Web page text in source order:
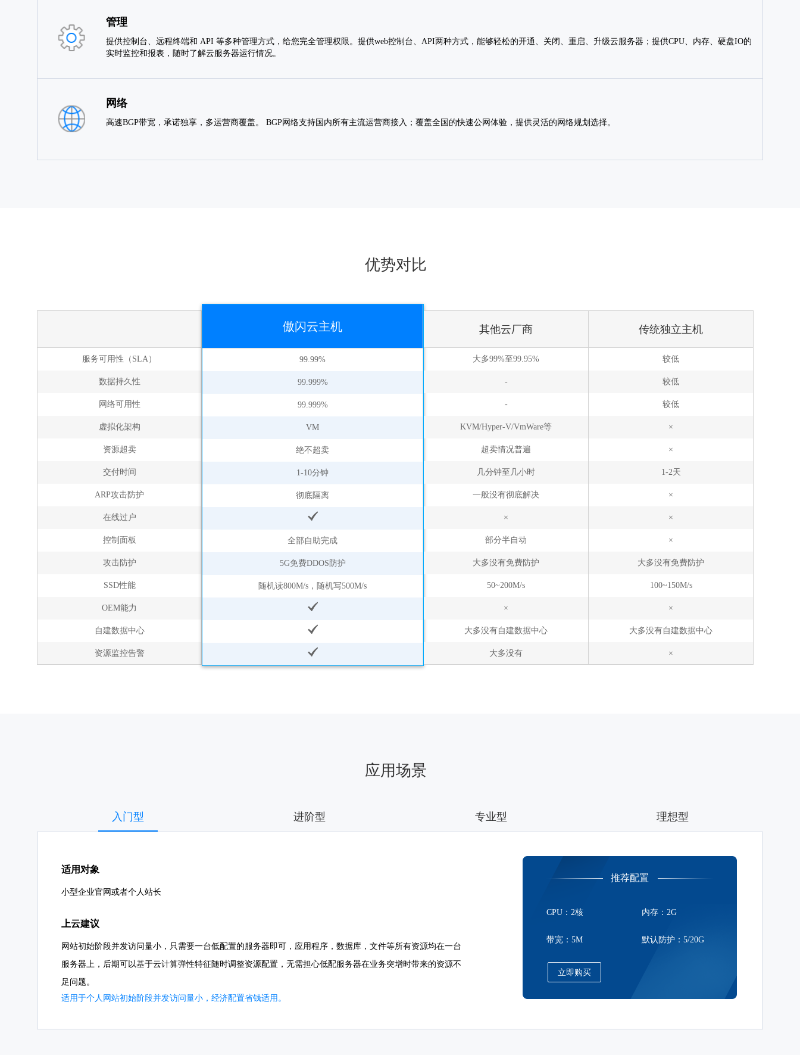
管理
提供控制台、远程终端和 API 等多种管理方式，给您完全管理权限。提供web控制台、API两种方式，能够轻松的开通、关闭、重启、升级云服务器；提供CPU、内存、硬盘IO的
实时监控和报表，随时了解云服务器运行情况。
网络
高速BGP带宽，承诺独享，多运营商覆盖。 BGP网络支持国内所有主流运营商接入；覆盖全国的快速公网体验，提供灵活的网络规划选择。
优势对比
服务可用性（SLA）
数据持久性
网络可用性
虚拟化架构
资源超卖
交付时间
ARP攻击防护
在线过户
控制面板
攻击防护
SSD性能
OEM能力
自建数据中心
资源监控告警
傲闪云主机
99.99%
99.999%
99.999%
VM
绝不超卖
1-10分钟
彻底隔离
全部自助完成
5G免费DDOS防护
随机读800M/s，随机写500M/s
其他云厂商
大多99%至99.95%
-
-
KVM/Hyper-V/VmWare等
超卖情况普遍
几分钟至几小时
一般没有彻底解决
×
部分半自动
大多没有免费防护
50~200M/s
×
大多没有自建数据中心
大多没有
传统独立主机
较低
较低
较低
×
×
1-2天
×
×
×
大多没有免费防护
100~150M/s
×
大多没有自建数据中心
×
应用场景
入门型
适用对象
小型企业官网或者个人站长
上云建议
网站初始阶段并发访问量小，只需要一台低配置的服务器即可，应用程序，数据库，文件等所有资源均在一台
服务器上，后期可以基于云计算弹性特征随时调整资源配置，无需担心低配服务器在业务突增时带来的资源不
足问题。
适用于个人网站初始阶段并发访问量小，经济配置省钱适用。
推荐配置
CPU：2核 内存：2G
带宽：5M 默认防护：5/20G
立即购买
进阶型 专业型 理想型